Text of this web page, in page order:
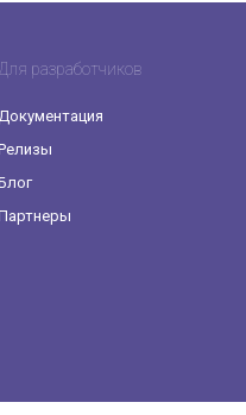
Для разработчиков
Документация